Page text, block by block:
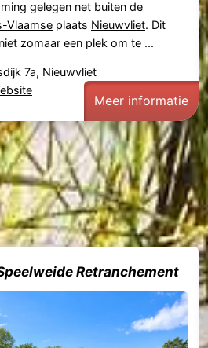
gelegen net buiten de
Vlaamseplaats Nieuwvliet. Dit
zomaar een plek om te ...
7a, Nieuwvliet
Meer informatie
Retranchement